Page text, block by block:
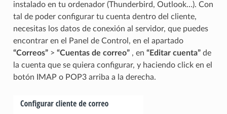
instalado en tu ordenador (Thunderbird, Outlook…). Con
tal de poder configurar tu cuenta dentro del cliente,
necesitas los datos de conexión al servidor, que puedes
encontrar en el Panel de Control, en el apartado
“Correos”> “Cuentas de correo”, en “Editar cuenta”de
la cuenta que se quiera configurar, y haciendo click en el
botón IMAP o POP3 arriba a la derecha.